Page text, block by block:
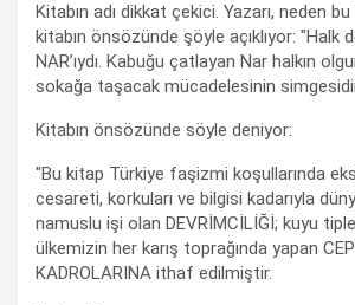
Kitabın adı dikkat çekici. Yazarı, neden
kitabın önsözünde şöyle açıklıyor: "Halk
NAR’ıydı. Kabuğu çatlayan Nar halkın
sokağa taşacak mücadelesinin
Kitabın önsözünde söyle deniyor:
"Bu kitap Türkiye faşizmi koşullarında
cesareti, korkuları ve bilgisi kadarıyla
namuslu işi olan DEVRİMCİLİĞİ; kuyu
ülkemizin her karış toprağında yapan
KADROLARINA ithaf edilmiştir.